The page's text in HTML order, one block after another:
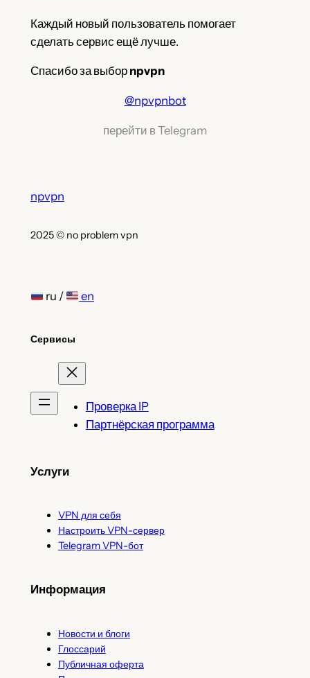
Каждый новый пользователь помогает
сделать сервис ещё лучше.
Спасибо за выбор npvpn
@npvpnbot
перейти в Telegram
npvpn
2025 © no problem vpn
ru / en
Сервисы
Проверка IP
Партнёрская программа
Услуги
VPN для себя
Настроить VPN-сервер
Telegram VPN-бот
Информация
Новости и блоги
Глоссарий
Публичная оферта